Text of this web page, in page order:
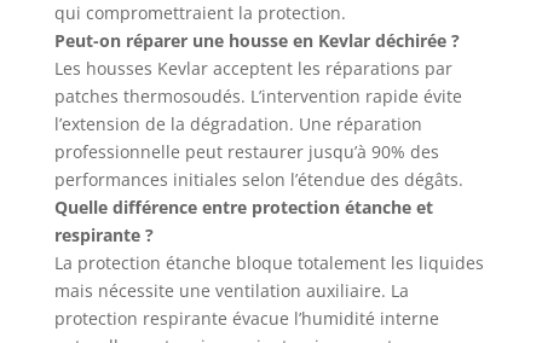
qui compromettraient la protection.
Peut-on réparer une housse en Kevlar déchirée ?
Les housses Kevlar acceptent les réparations par
patches thermosoudés. L’intervention rapide évite
l’extension de la dégradation. Une réparation
professionnelle peut restaurer jusqu’à 90% des
performances initiales selon l’étendue des dégâts.
Quelle différence entre protection étanche et
respirante ?
La protection étanche bloque totalement les liquides
mais nécessite une ventilation auxiliaire. La
protection respirante évacue l’humidité interne